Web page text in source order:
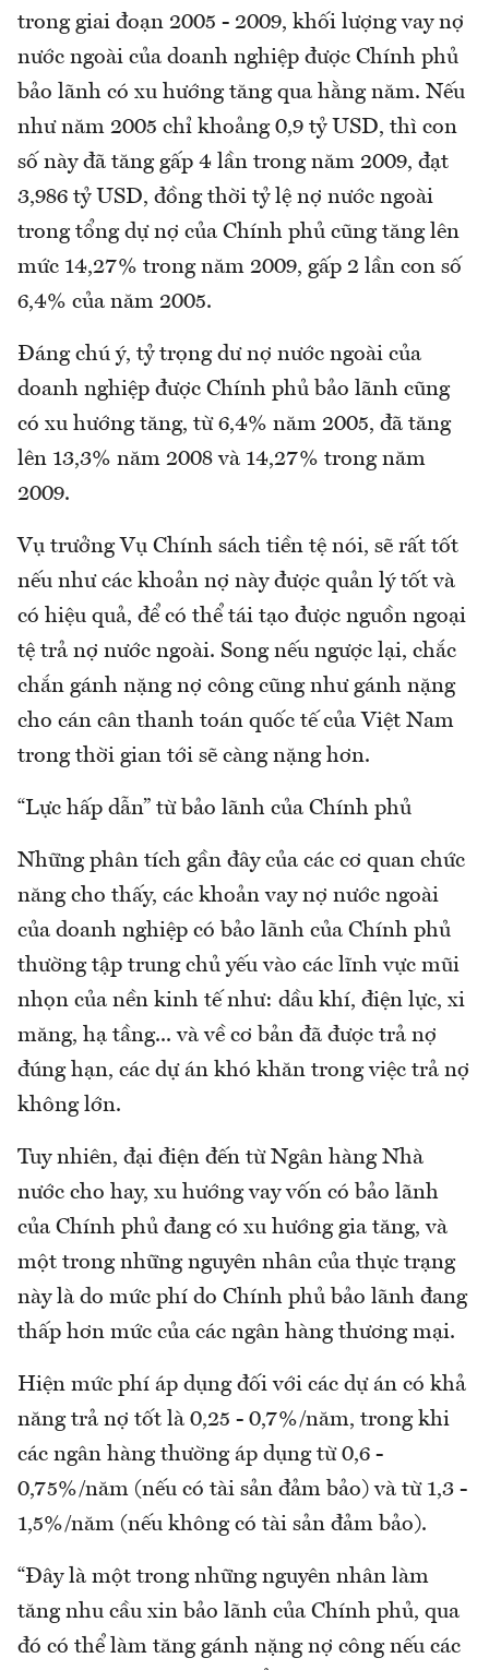
trong giai đoạn 2005 - 2009, khối lượng vay nợ
nước ngoài của doanh nghiệp được Chính phủ
bảo lãnh có xu hướng tăng qua hằng năm. Nếu
như năm 2005 chỉ khoảng 0,9 tỷ USD, thì con
số này đã tăng gấp 4 lần trong năm 2009, đạt
3,986 tỷ USD, đồng thời tỷ lệ nợ nước ngoài
trong tổng dự nợ của Chính phủ cũng tăng lên
mức 14,27% trong năm 2009, gấp 2 lần con số
6,4% của năm 2005.
Đáng chú ý, tỷ trọng dư nợ nước ngoài của
doanh nghiệp được Chính phủ bảo lãnh cũng
có xu hướng tăng, từ 6,4% năm 2005, đã tăng
lên 13,3% năm 2008 và 14,27% trong năm
2009.
Vụ trưởng Vụ Chính sách tiền tệ nói, sẽ rất tốt
nếu như các khoản nợ này được quản lý tốt và
có hiệu quả, để có thể tái tạo được nguồn ngoại
tệ trả nợ nước ngoài. Song nếu ngược lại, chắc
chắn gánh nặng nợ công cũng như gánh nặng
cho cán cân thanh toán quốc tế của Việt Nam
trong thời gian tới sẽ càng nặng hơn.
“Lực hấp dẫn” từ bảo lãnh của Chính phủ
Những phân tích gần đây của các cơ quan chức
năng cho thấy, các khoản vay nợ nước ngoài
của doanh nghiệp có bảo lãnh của Chính phủ
thường tập trung chủ yếu vào các lĩnh vực mũi
nhọn của nền kinh tế như: dầu khí, điện lực, xi
măng, hạ tầng... và về cơ bản đã được trả nợ
đúng hạn, các dự án khó khăn trong việc trả nợ
không lớn.
Tuy nhiên, đại điện đến từ Ngân hàng Nhà
nước cho hay, xu hướng vay vốn có bảo lãnh
của Chính phủ đang có xu hướng gia tăng, và
một trong những nguyên nhân của thực trạng
này là do mức phí do Chính phủ bảo lãnh đang
thấp hơn mức của các ngân hàng thương mại.
Hiện mức phí áp dụng đối với các dự án có khả
năng trả nợ tốt là 0,25 - 0,7%/năm, trong khi
các ngân hàng thường áp dụng từ 0,6 -
0,75%/năm (nếu có tài sản đảm bảo) và từ 1,3 -
1,5%/năm (nếu không có tài sản đảm bảo).
“Đây là một trong những nguyên nhân làm
tăng nhu cầu xin bảo lãnh của Chính phủ, qua
đó có thể làm tăng gánh nặng nợ công nếu các